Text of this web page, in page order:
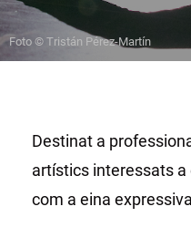
Foto © Tristán Pérez-Martín
Destinat a
artístics interessats
com a eina